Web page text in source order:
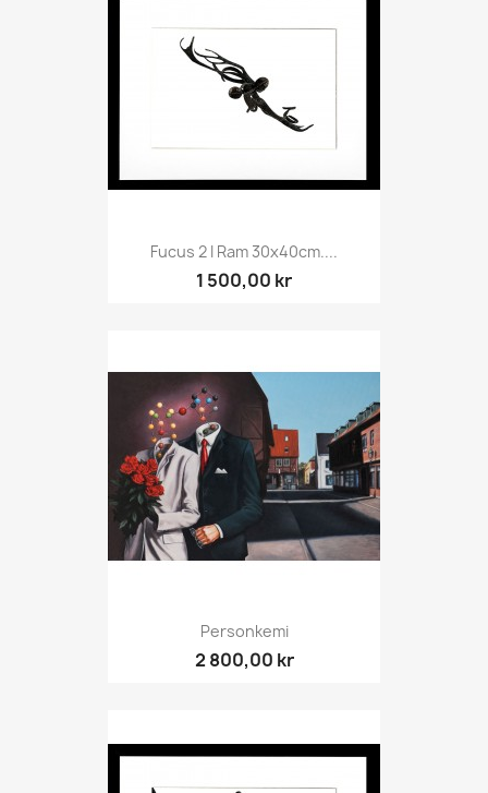
Fucus 2 I Ram 30x40cm....
1 500,00 kr
Personkemi
2 800,00 kr